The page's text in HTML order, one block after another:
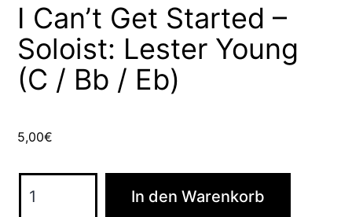
I Can’t Get Started –
Soloist: Lester Young
(C / Bb / Eb)
5,00€
Can't
In den Warenkorb